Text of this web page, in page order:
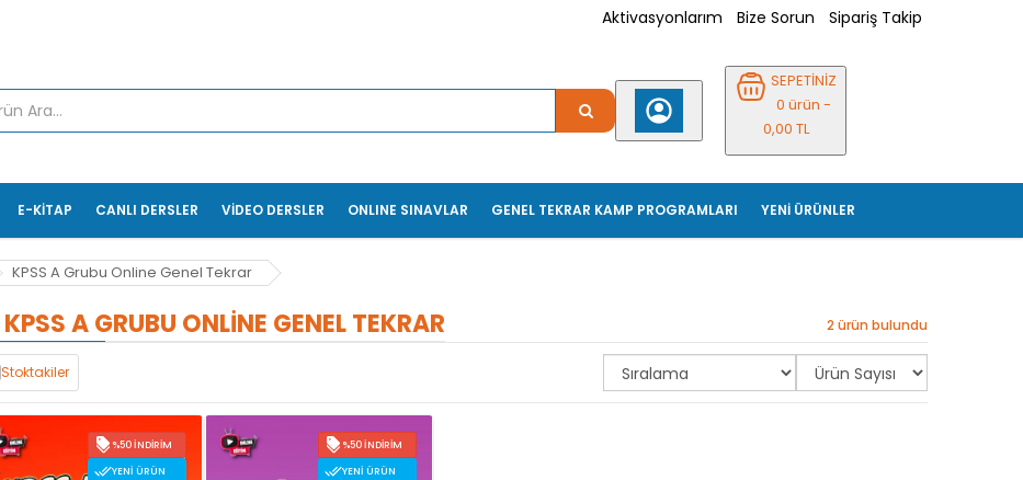
Aktivasyonlarım Bize Sorun Sipariş Takip
SEPETİNİZ
0 ürün -
0,00 TL
E-KİTAP CANLI DERSLER VİDEO DERSLER ONLINE SINAVLAR GENEL TEKRAR KAMP PROGRAMLARI YENİ ÜRÜNLER
KPSS A Grubu Online Genel Tekrar
KPSS A GRUBU ONLINE GENEL TEKRAR 2 ürün bulundu
Stoktakiler
%50 İNDIRIM
YENI ÜRÜN
%50 İNDIRIM
YENI ÜRÜN